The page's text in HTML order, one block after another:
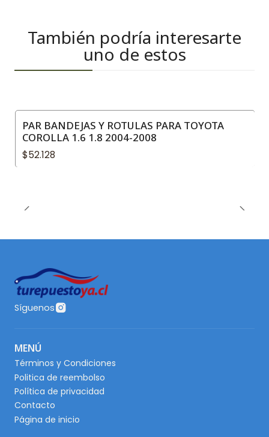
También podría interesarte
uno de estos
PAR BANDEJAS Y ROTULAS PARA TOYOTA
COROLLA 1.6 1.8 2004-2008
$52.128
Síguenos
MENÚ
Términos y Condiciones
Politica de reembolso
Política de privacidad
Contacto
Página de inicio